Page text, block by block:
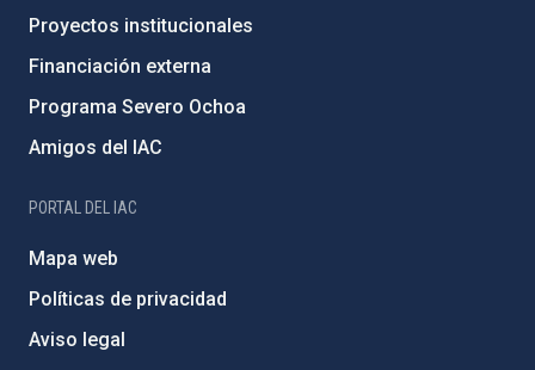
Proyectos institucionales
Financiación externa
Programa Severo Ochoa
Amigos del IAC
PORTAL DEL IAC
Mapa web
Políticas de privacidad
Aviso legal